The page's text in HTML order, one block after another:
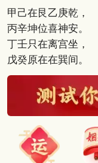
甲己在艮乙庚乾，
丙辛坤位喜神安。
丁壬只在离宫坐，
戊癸原在在巽间。